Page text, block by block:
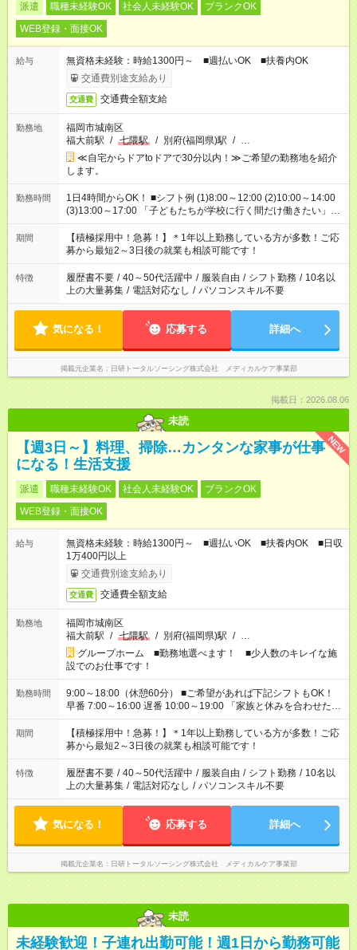
派遣 職種未経験OK 社会人未経験OK
ブランクOK
WEB登録・面接OK
給与
無資格未経験：時給1300円～ ■週払いOK ■扶養内OK
交通費別途支給あり
交通費 交通費全額支給
勤務地
福岡市城南区
福大前駅 / 七隈駅 / 別府(福岡県)駅 / …
≪自宅からドアtoドアで30分以内！≫ご希望の勤務地を紹介
します。
勤務時間
1日4時間からOK！ ■シフト例 (1)8:00～12:00 (2)10:00～14:00
(3)13:00～17:00 「子どもたちが学校に行く間だけ働きたい」
「余裕を持って夕飯の準備がしたい」 「午前中は働いて、午後
はプライベートの時間にしたい」 など、ご希望を教えてくださ
いね。 ※Wワーク希望の方へ 今ご覧のお仕事で希望する勤務時
間と、もう1つのお仕事の勤務時間。 合計で週40時間を超える
場合は応募できません。
期間
【積極採用中！急募！】＊1年以上勤務している方が多数！ご応
募から最短2～3日後の就業も相談可能です！
特徴 履歴書不要 / 40～50代活躍中 / 服装自由 / シフト勤務 / 10名以
上の大量募集 / 電話対応なし / パソコンスキル不要
気になる！ 応募する 詳細へ
掲載元企業名 日研トータルソーシング株式会社 メディカルケア事業部
掲載日：2026.08.06
未読
NEW
【週3日～】料理、掃除…カンタンな家事が仕事
になる！生活支援
派遣 職種未経験OK 社会人未経験OK
ブランクOK
WEB登録・面接OK
給与
無資格未経験：時給1300円～ ■週払いOK ■扶養内OK ■日収
1万400円以上
交通費別途支給あり
交通費 交通費全額支給
勤務地
福岡市城南区
福大前駅 / 七隈駅 / 別府(福岡県)駅 / …
グループホーム ■勤務地選べます！ ■少人数のキレイな施
設でのお仕事です！
勤務時間
9:00～18:00（休憩60分） ■ご希望があれば下記シフトもOK！
早番 7:00～16:00 遅番 10:00～19:00 「家族と休みを合わせた
い」 「余裕を持って夕飯の準備がしたい」 「できれば残業はし
たくない」 など、ご希望を教えてくださいね。 ※Wワーク希望
の方へ 今ご覧のお仕事で希望する勤務時間と、もう1つのお仕事
の勤務時間。 合計で週40時間を超える場合は応募できません。
期間
【積極採用中！急募！】＊1年以上勤務している方が多数！ご応
募から最短2～3日後の就業も相談可能です！
特徴 履歴書不要 / 40～50代活躍中 / 服装自由 / シフト勤務 / 10名以
上の大量募集 / 電話対応なし / パソコンスキル不要
気になる！ 応募する 詳細へ
掲載元企業名 日研トータルソーシング株式会社 メディカルケア事業部
未読
未経験歓迎！子連れ出勤可能！週1日から勤務可能